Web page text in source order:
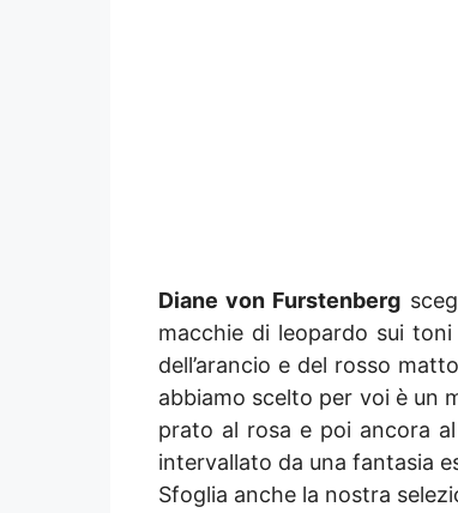
Diane von Furstenberg
macchie di leopardo sui
dell’arancio e del rosso
abbiamo scelto per voi è un
prato al rosa e poi ancora
intervallato da una fantasia
Sfoglia anche la nostra